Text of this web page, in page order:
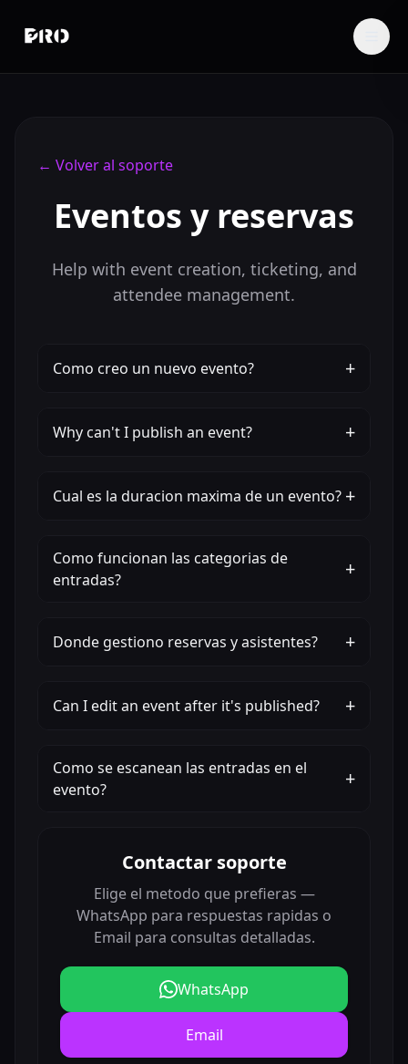
← Volver al soporte
Eventos y reservas
Help with event creation, ticketing, and
attendee management.
Como creo un nuevo evento? +
Why can't I publish an event? +
Cual es la duracion maxima de un evento? +
Como funcionan las categorias de
entradas?
+
Donde gestiono reservas y asistentes? +
Can I edit an event after it's published? +
Como se escanean las entradas en el
evento?
+
Contactar soporte
Elige el metodo que prefieras —
WhatsApp para respuestas rapidas o
Email para consultas detalladas.
WhatsApp
Email